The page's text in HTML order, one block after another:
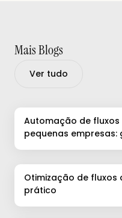
Mais Blogs
Ver tudo
Automação de
pequenas
Otimização de fluxos
prático